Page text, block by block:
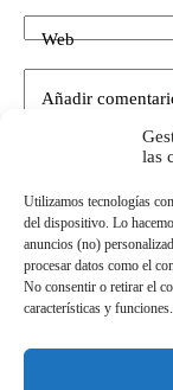
las
Utilizamos tecnologías
del dispositivo. Lo
anuncios (no)
procesar datos como el
No consentir o retirar el
características y funciones.
Web
Añadir
Publicar el